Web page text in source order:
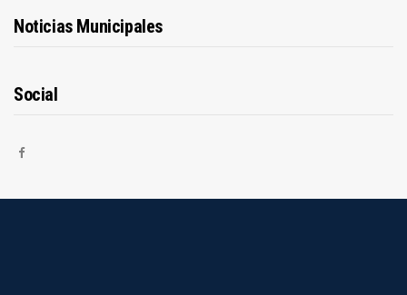
Noticias Municipales
Social